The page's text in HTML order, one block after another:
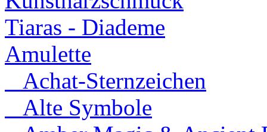
Tiaras - Diademe
Amulette
Achat-Sternzeichen
Alte Symbole